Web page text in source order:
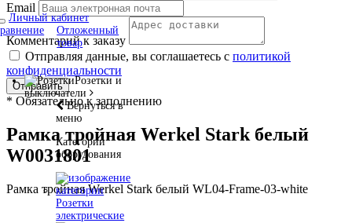
Личный кабинет
Отложенный
товар
Розетки и
выключатели
Вернуться в
меню
Категории
оборудования
Розетки
электрические
Email
Комментарий к заказу
Отправляя данные, вы соглашаетесь с политикой
конфиденциальности
Отправить
* Обязательно к заполнению
Рамка тройная Werkel Stark белый
W0031801
Рамка тройная Werkel Stark белый WL04-Frame-03-white